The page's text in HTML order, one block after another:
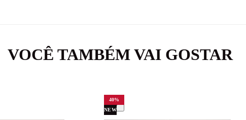
VOCÊ TAMBÉM VAI GOSTAR
40%
NEW